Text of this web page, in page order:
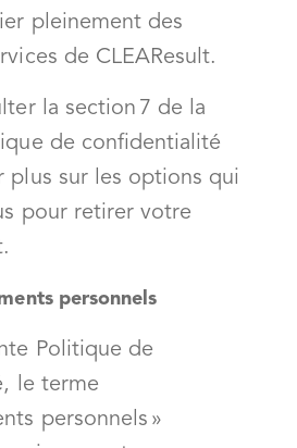
pleinement des
de CLEAResult.
la section 7 de la
de confidentialité
plus sur les options qui
pour retirer votre
personnels
Politique de
le terme
personnels »